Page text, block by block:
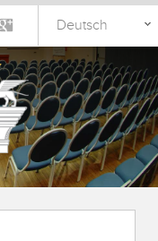
Deutsch